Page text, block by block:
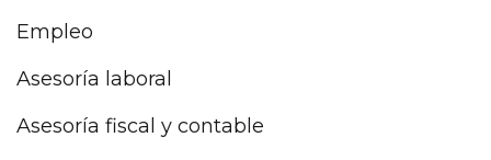
Empleo
Asesoría laboral
Asesoría fiscal y contable